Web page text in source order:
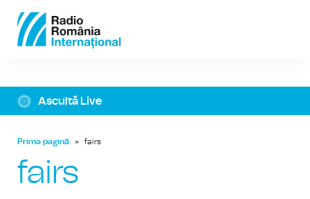
Ascultă Live
Prima pagină » fairs
fairs